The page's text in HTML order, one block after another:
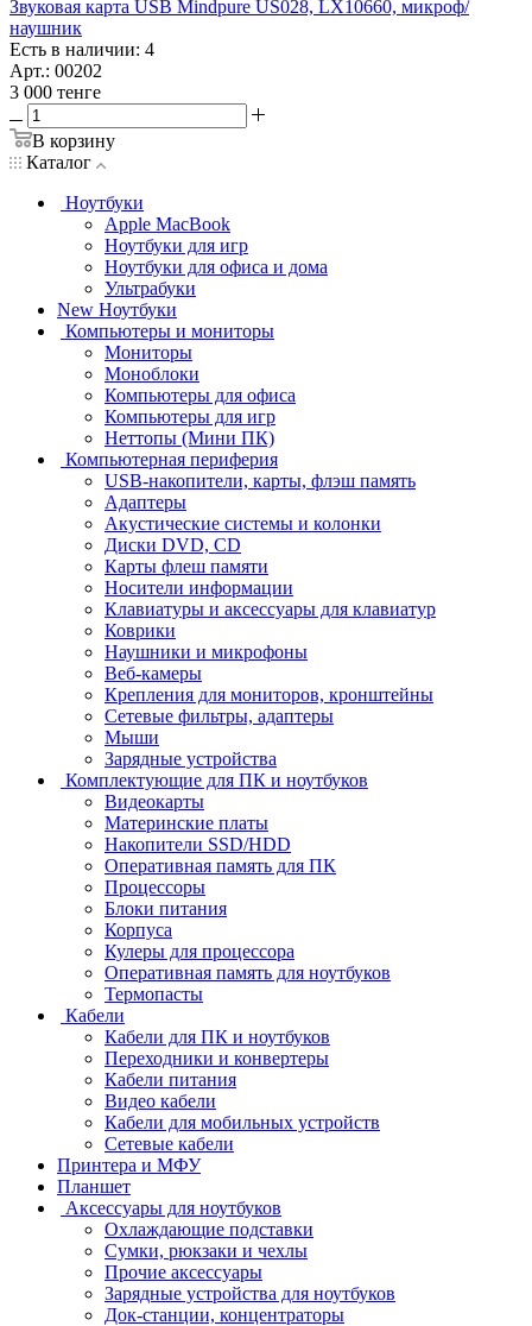
Звуковая карта USB Mindpure US028, LX10660, микроф/
наушник
Есть в наличии: 4
Арт.: 00202
3 000 тенге
В корзину
Каталог
Ноутбуки
Apple MacBook
Ноутбуки для игр
Ноутбуки для офиса и дома
Ультрабуки
New Ноутбуки
Компьютеры и мониторы
Мониторы
Моноблоки
Компьютеры для офиса
Компьютеры для игр
Неттопы (Мини ПК)
Компьютерная периферия
USB-накопители, карты, флэш память
Адаптеры
Акустические системы и колонки
Диски DVD, CD
Карты флеш памяти
Носители информации
Клавиатуры и аксессуары для клавиатур
Коврики
Наушники и микрофоны
Веб-камеры
Крепления для мониторов, кронштейны
Сетевые фильтры, адаптеры
Мыши
Зарядные устройства
Комплектующие для ПК и ноутбуков
Видеокарты
Материнские платы
Накопители SSD/HDD
Оперативная память для ПК
Процессоры
Блоки питания
Корпуса
Кулеры для процессора
Оперативная память для ноутбуков
Термопасты
Кабели
Кабели для ПК и ноутбуков
Переходники и конвертеры
Кабели питания
Видео кабели
Кабели для мобильных устройств
Сетевые кабели
Принтера и МФУ
Планшет
Аксессуары для ноутбуков
Охлаждающие подставки
Сумки, рюкзаки и чехлы
Прочие аксессуары
Зарядные устройства для ноутбуков
Док-станции, концентраторы